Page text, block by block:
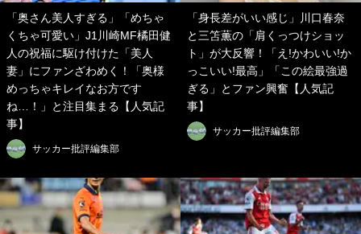
「奥さん美人すぎる」「めちゃ
くちゃ可愛い」J1川崎MF橘田健
人の祝福に駆け付けた「美人
妻」にファンざわめく！「奥様
めっちゃキレイなお方です
ね…！」と注目集まる【人気記
事】
サッカー批評編集部
「身長差がいい感じ」川口春奈
と三笘薫の「肩くっつけショッ
ト」が大反響！「え!かわいい!か
っこいい!最高」「この絵最強過
ぎる」とファン興奮【人気記
事】
サッカー批評編集部